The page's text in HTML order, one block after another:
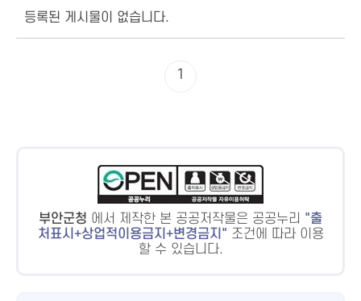
등록된 게시물이 없습니다.
1
부안군청 에서 제작한 본 공공저작물은 공공누리
출
처표시+상업적이용금지+변경금지
조건에 따라 이용
할 수 있습니다.